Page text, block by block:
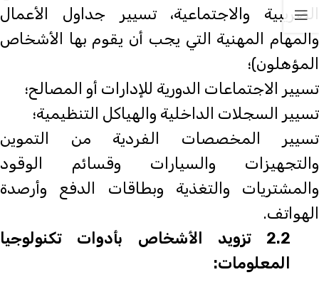
الضريبية والاجتماعية، تسيير جداول الأعمال
والمهام المهنية التي يجب أن يقوم بها الأشخاص
المؤهلون)؛
تسيير الاجتماعات الدورية للإدارات أو المصالح؛
تسيير السجلات الداخلية والهياكل التنظيمية؛
تسيير المخصصات الفردية من التموين
والتجهيزات والسيارات وقسائم الوقود
والمشتريات والتغذية وبطاقات الدفع وأرصدة
الهواتف.
2.2 تزويد الأشخاص بأدوات تكنولوجيا
المعلومات: